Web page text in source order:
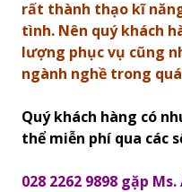
rất thành thạo kĩ
tình. Nên quý khách
lượng phục vụ cũng
ngành nghề trong
Quý khách hàng có
thể miễn phí qua các
028 2262 9898 gặp Ms.